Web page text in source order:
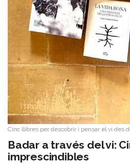
Cinc llibres per descobrir i pensar el vi des
Badar a través del vi:
imprescindibles